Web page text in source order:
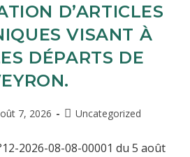
D’ARTICLES
VISANT À
DÉPARTS DE
7, 2026 Uncategorized
2026-08-08-00001 du 5 août